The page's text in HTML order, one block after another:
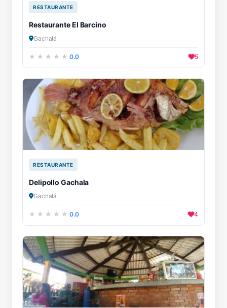
RESTAURANTE
Restaurante El Barcino
Gachalá
0.0 5
RESTAURANTE
Delipollo Gachala
Gachalá
0.0 4